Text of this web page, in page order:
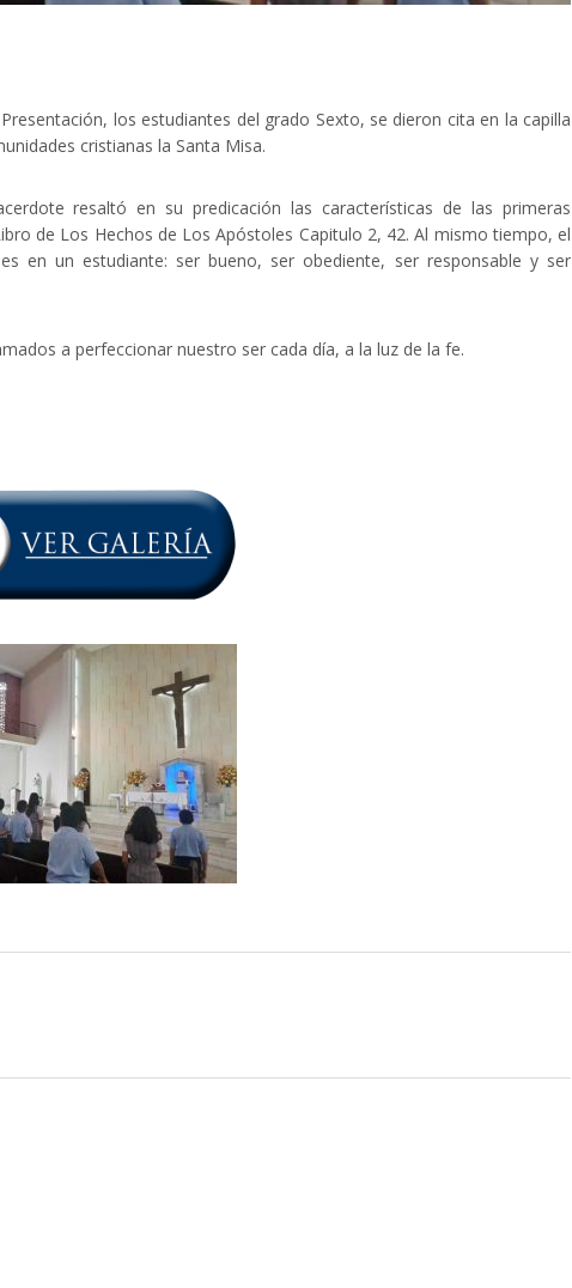
los estudiantes del grado Sexto, se dieron cita en la capilla
cristianas la Santa Misa.
resaltó en su predicación las características de las primeras
de Los Hechos de Los Apóstoles Capitulo 2, 42. Al mismo tiempo, el
en un estudiante: ser bueno, ser obediente, ser responsable y ser
a perfeccionar nuestro ser cada día, a la luz de la fe.